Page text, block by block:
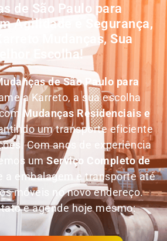
de São Paulo para
Agilidade e Segurança,
Mudanças, Sua
Escolha!
de São Paulo para
a Karreto, a sua escolha
Mudanças Residenciais e
um transporte eficiente
Com anos de experiência
umServiço Completo de
a embalagem e transporte até
móveis no novo endereço.
e agende hoje mesmo: